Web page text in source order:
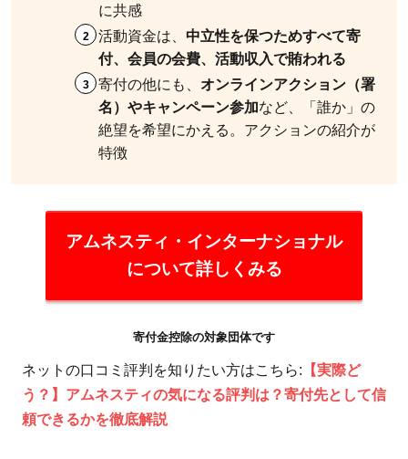
に共感
活動資金は、中立性を保つためすべて寄
付、会員の会費、活動収入で賄われる
寄付の他にも、 オンラインアクション（署
名）やキャンペーン参加など、「誰か」の
絶望を希望にかえる。アクションの紹介が
特徴
アムネスティ・インターナショナル
について詳しくみる
寄付金控除の対象団体です
ネットの口コミ評判を知りたい方はこちら: 【実際ど
う？】アムネスティの気になる評判は？寄付先として信
頼できるかを徹底解説